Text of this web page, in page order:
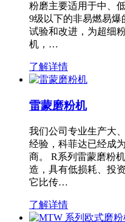
粉磨主要适用于中、
9级以下的非易燃易爆
试验和改进，为超细
机，…
了解详情
雷蒙磨粉机
我们公司专业生产大
经验，科菲达已经成
商。 R系列雷蒙磨粉
造，具有低损耗、投
它比传…
了解详情